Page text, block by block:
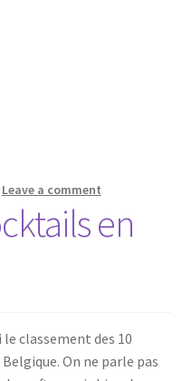
Leave a comment
en
le classement des 10
On ne parle pas